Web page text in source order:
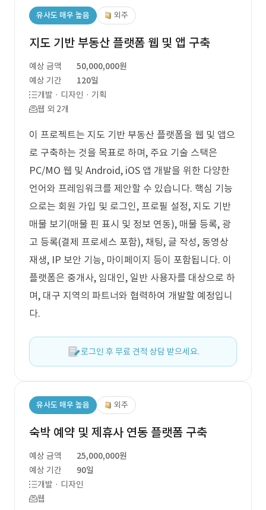
유사도 매우 높음 외주
지도 기반 부동산 플랫폼 웹 및 앱 구축
예상 금액
50,000,000원
예상 기간
120일
개발 · 디자인 · 기획
웹 외 2개
이 프로젝트는 지도 기반 부동산 플랫폼을 웹 및 앱으
로 구축하는 것을 목표로 하며, 주요 기술 스택은
PC/MO 웹 및 Android, iOS 앱 개발을 위한 다양한
언어와 프레임워크를 제안할 수 있습니다. 핵심 기능
으로는 회원 가입 및 로그인, 프로필 설정, 지도 기반
매물 보기(매물 핀 표시 및 정보 연동), 매물 등록, 광
고 등록(결제 프로세스 포함), 채팅, 글 작성, 동영상
재생, IP 보안 기능, 마이페이지 등이 포함됩니다. 이
플랫폼은 중개사, 임대인, 일반 사용자를 대상으로 하
며, 대구 지역의 파트너와 협력하여 개발할 예정입니
다.
로그인 후 무료 견적 상담 받으세요.
유사도 매우 높음 외주
숙박 예약 및 제휴사 연동 플랫폼 구축
예상 금액
25,000,000원
예상 기간
90일
개발 · 디자인
웹